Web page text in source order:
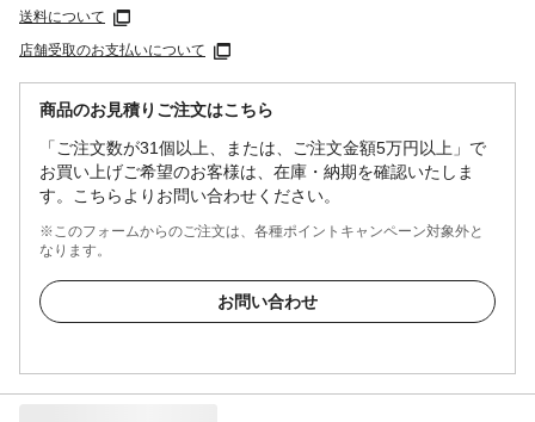
送料について
店舗受取のお支払いについて
商品のお見積りご注文はこちら
「ご注文数が31個以上、または、ご注文金額5万円以上」で
お買い上げご希望のお客様は、在庫・納期を確認いたしま
す。こちらよりお問い合わせください。
※このフォームからのご注文は、各種ポイントキャンペーン対象外と
なります。
お問い合わせ